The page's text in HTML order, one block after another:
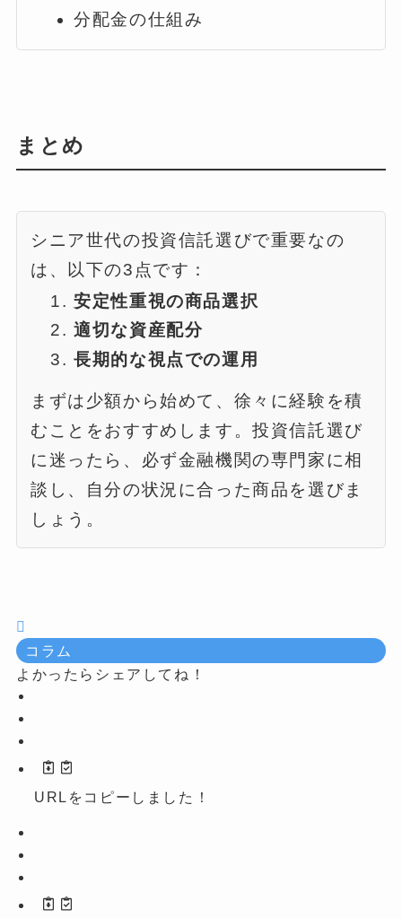
分配金の仕組み
まとめ
シニア世代の投資信託選びで重要なの
は、以下の3点です：
安定性重視の商品選択
適切な資産配分
長期的な視点での運用
まずは少額から始めて、徐々に経験を積
むことをおすすめします。投資信託選び
に迷ったら、必ず金融機関の専門家に相
談し、自分の状況に合った商品を選びま
しょう。
コラム
よかったらシェアしてね！
URLをコピーしました！